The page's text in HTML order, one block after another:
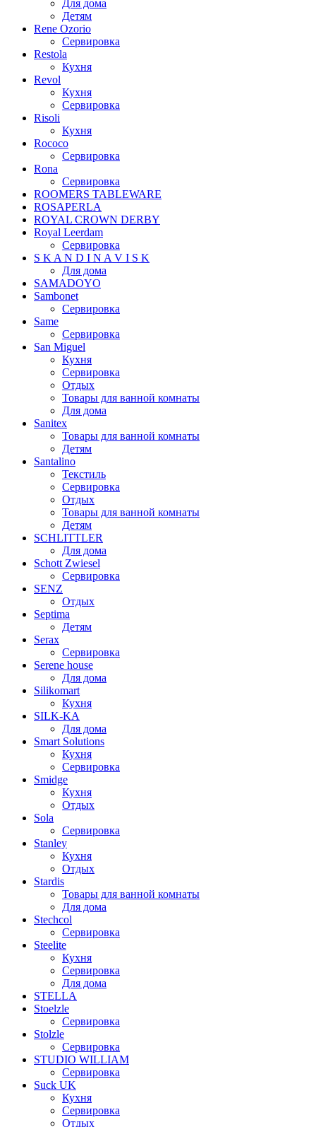
Для дома
Детям
Rene Ozorio
Сервировка
Restola
Кухня
Revol
Кухня
Сервировка
Risoli
Кухня
Rococo
Сервировка
Rona
Сервировка
ROOMERS TABLEWARE
ROSAPERLA
ROYAL CROWN DERBY
Royal Leerdam
Сервировка
S K A N D I N A V I S K
Для дома
SAMADOYO
Sambonet
Сервировка
Same
Сервировка
San Miguel
Кухня
Сервировка
Отдых
Товары для ванной комнаты
Для дома
Sanitex
Товары для ванной комнаты
Детям
Santalino
Текстиль
Сервировка
Отдых
Товары для ванной комнаты
Детям
SCHLITTLER
Для дома
Schott Zwiesel
Сервировка
SENZ
Отдых
Septima
Детям
Serax
Сервировка
Serene house
Для дома
Silikomart
Кухня
SILK-KA
Для дома
Smart Solutions
Кухня
Сервировка
Smidge
Кухня
Отдых
Sola
Сервировка
Stanley
Кухня
Отдых
Stardis
Товары для ванной комнаты
Для дома
Stechcol
Сервировка
Steelite
Кухня
Сервировка
Для дома
STELLA
Stoelzle
Сервировка
Stolzle
Сервировка
STUDIO WILLIAM
Сервировка
Suck UK
Кухня
Сервировка
Отдых